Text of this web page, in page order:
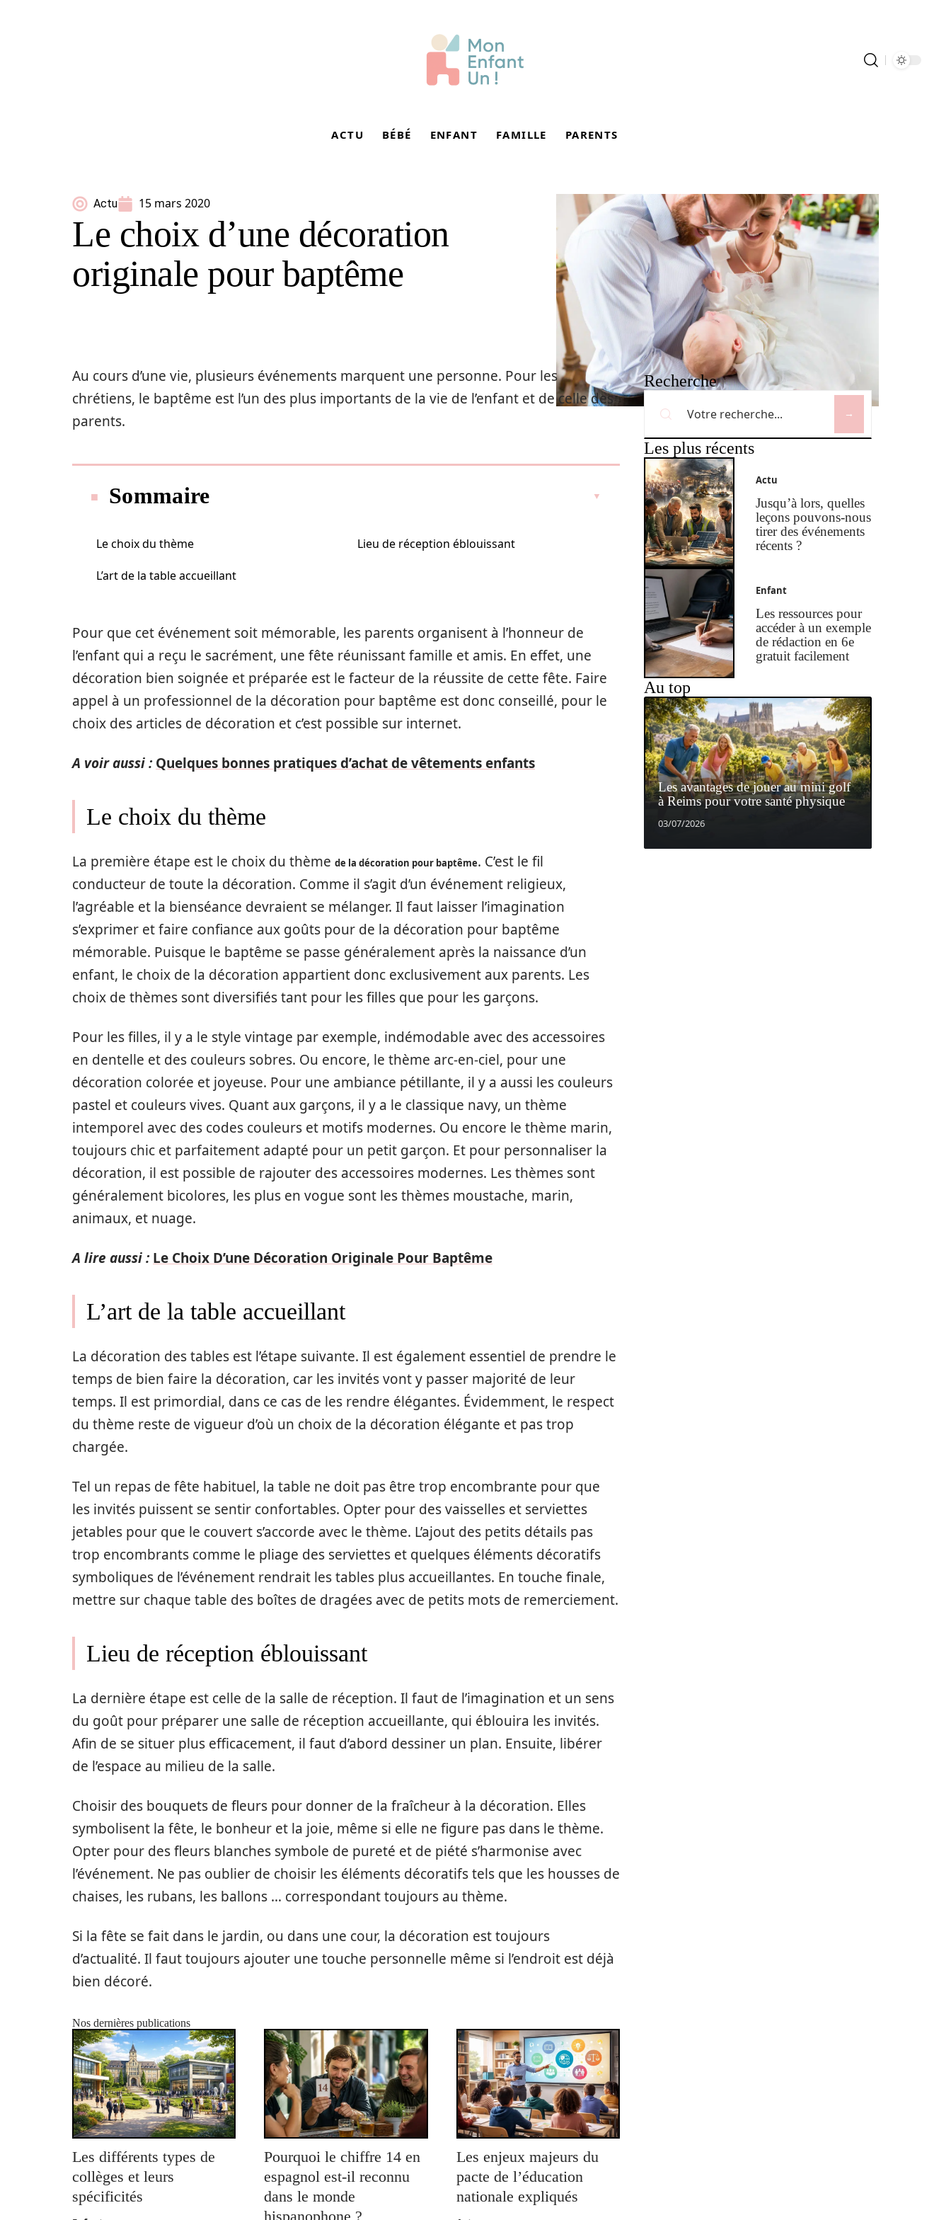
ACTU BÉBÉ ENFANT FAMILLE PARENTS
Actu 15 mars 2020
Le choix d’une décoration
originale pour baptême
Au cours d’une vie, plusieurs événements marquent une personne. Pour les
chrétiens, le baptême est l’un des plus importants de la vie de l’enfant et de celle des
parents.
Sommaire
Le choix du thème
L’art de la table accueillant
Lieu de réception éblouissant
Pour que cet événement soit mémorable, les parents organisent à l’honneur de
l’enfant qui a reçu le sacrément, une fête réunissant famille et amis. En effet, une
décoration bien soignée et préparée est le facteur de la réussite de cette fête. Faire
appel à un professionnel de la décoration pour baptême est donc conseillé, pour le
choix des articles de décoration et c’est possible sur internet.
A voir aussi : Quelques bonnes pratiques d’achat de vêtements enfants
Le choix du thème
La première étape est le choix du thème de la décoration pour baptême. C’est le fil
conducteur de toute la décoration. Comme il s’agit d’un événement religieux,
l’agréable et la bienséance devraient se mélanger. Il faut laisser l’imagination
s’exprimer et faire confiance aux goûts pour de la décoration pour baptême
mémorable. Puisque le baptême se passe généralement après la naissance d’un
enfant, le choix de la décoration appartient donc exclusivement aux parents. Les
choix de thèmes sont diversifiés tant pour les filles que pour les garçons.
Pour les filles, il y a le style vintage par exemple, indémodable avec des accessoires
en dentelle et des couleurs sobres. Ou encore, le thème arc-en-ciel, pour une
décoration colorée et joyeuse. Pour une ambiance pétillante, il y a aussi les couleurs
pastel et couleurs vives. Quant aux garçons, il y a le classique navy, un thème
intemporel avec des codes couleurs et motifs modernes. Ou encore le thème marin,
toujours chic et parfaitement adapté pour un petit garçon. Et pour personnaliser la
décoration, il est possible de rajouter des accessoires modernes. Les thèmes sont
généralement bicolores, les plus en vogue sont les thèmes moustache, marin,
animaux, et nuage.
A lire aussi : Le Choix D’une Décoration Originale Pour Baptême
L’art de la table accueillant
La décoration des tables est l’étape suivante. Il est également essentiel de prendre le
temps de bien faire la décoration, car les invités vont y passer majorité de leur
temps. Il est primordial, dans ce cas de les rendre élégantes. Évidemment, le respect
du thème reste de vigueur d’où un choix de la décoration élégante et pas trop
chargée.
Tel un repas de fête habituel, la table ne doit pas être trop encombrante pour que
les invités puissent se sentir confortables. Opter pour des vaisselles et serviettes
jetables pour que le couvert s’accorde avec le thème. L’ajout des petits détails pas
trop encombrants comme le pliage des serviettes et quelques éléments décoratifs
symboliques de l’événement rendrait les tables plus accueillantes. En touche finale,
mettre sur chaque table des boîtes de dragées avec de petits mots de remerciement.
Lieu de réception éblouissant
La dernière étape est celle de la salle de réception. Il faut de l’imagination et un sens
du goût pour préparer une salle de réception accueillante, qui éblouira les invités.
Afin de se situer plus efficacement, il faut d’abord dessiner un plan. Ensuite, libérer
de l’espace au milieu de la salle.
Choisir des bouquets de fleurs pour donner de la fraîcheur à la décoration. Elles
symbolisent la fête, le bonheur et la joie, même si elle ne figure pas dans le thème.
Opter pour des fleurs blanches symbole de pureté et de piété s’harmonise avec
l’événement. Ne pas oublier de choisir les éléments décoratifs tels que les housses de
chaises, les rubans, les ballons … correspondant toujours au thème.
Si la fête se fait dans le jardin, ou dans une cour, la décoration est toujours
d’actualité. Il faut toujours ajouter une touche personnelle même si l’endroit est déjà
bien décoré.
Nos dernières publications
Les différents types de
collèges et leurs
spécificités
Pourquoi le chiffre 14 en
espagnol est-il reconnu
dans le monde
hispanophone ?
Les enjeux majeurs du
pacte de l’éducation
nationale expliqués
Recherche
Les plus récents
Actu
Jusqu’à lors, quelles
leçons pouvons-nous
tirer des événements
récents ?
Enfant
Les ressources pour
accéder à un exemple
de rédaction en 6e
gratuit facilement
Au top
Les avantages de jouer au mini golf
à Reims pour votre santé physique
03/07/2026